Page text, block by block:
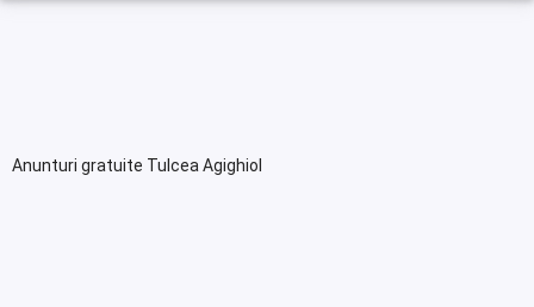
Anunturi gratuite Tulcea Agighiol